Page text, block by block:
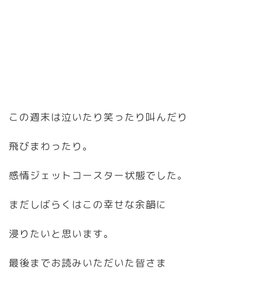
この週末は泣いたり笑ったり叫んだり
飛びまわったり。
感情ジェットコースター状態でした。
まだしばらくはこの幸せな余韻に
浸りたいと思います。
最後までお読みいただいた皆さま